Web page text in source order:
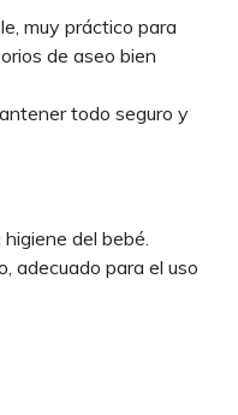
muy práctico para
de aseo bien
todo seguro y
del bebé.
adecuado para el uso